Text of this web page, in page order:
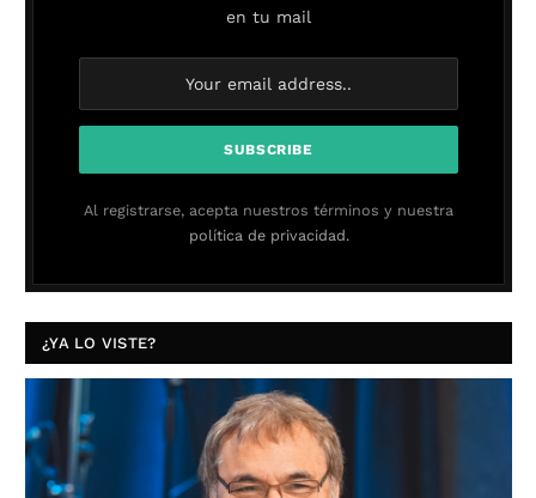
en tu mail
Al registrarse, acepta nuestros términos y nuestra
política de privacidad.
¿YA LO VISTE?